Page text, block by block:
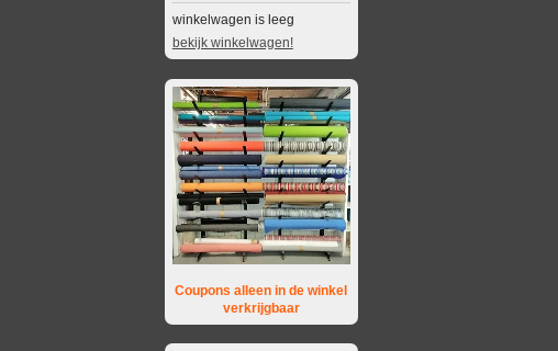
winkelwagen is leeg
bekijk winkelwagen!
Coupons alleen in de winkel
verkrijgbaar